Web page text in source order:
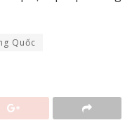
Quốc